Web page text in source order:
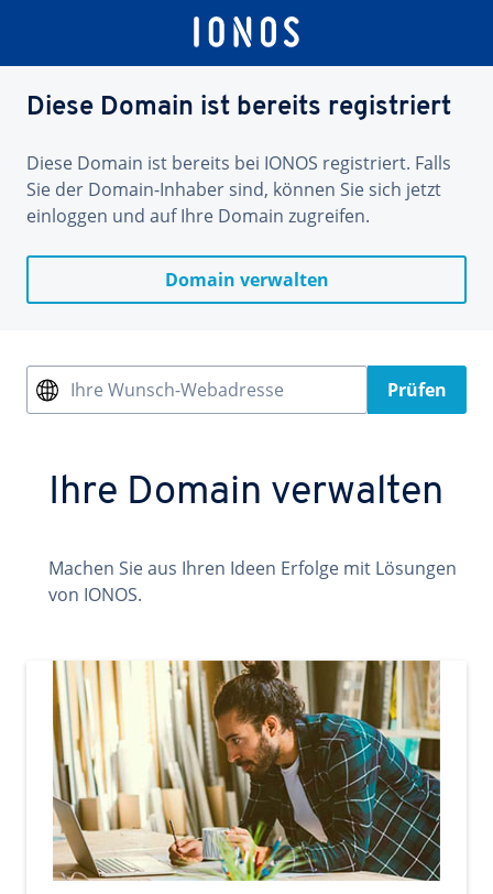
Diese Domain ist bereits registriert
Diese Domain ist bereits bei IONOS registriert. Falls
Sie der Domain-Inhaber sind, können Sie sich jetzt
einloggen und auf Ihre Domain zugreifen.
Domain verwalten
Ihre Wunsch-Webadresse Prüfen
Ihre Domain verwalten
Machen Sie aus Ihren Ideen Erfolge mit Lösungen
von IONOS.